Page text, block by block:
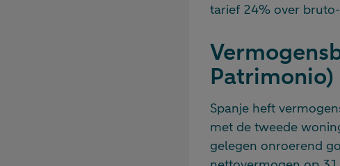
tarief 24% over
Patrimonio)
Spanje heft
met de tweede
gelegen onroerend